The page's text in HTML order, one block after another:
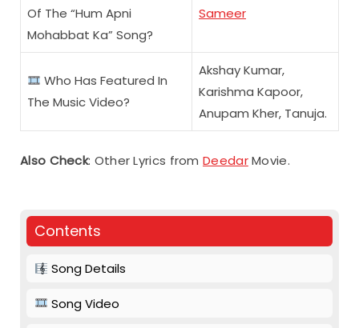
Of The “Hum Apni
Mohabbat Ka” Song?
Sameer
Who Has Featured In
The Music Video?
Akshay Kumar,
Karishma Kapoor,
Anupam Kher, Tanuja.
Also Check: Other Lyrics fromDeedarMovie.
Contents
Song Details
Song Video